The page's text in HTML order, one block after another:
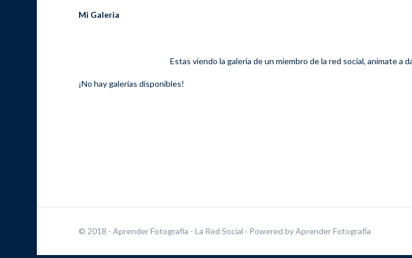
Mi Galeria
Estas viendo la galería de un miembro de la red social, anímate a
¡No hay galerías disponibles!
© 2018 - Aprender Fotografía - La Red Social · Powered byAprender Fotografía